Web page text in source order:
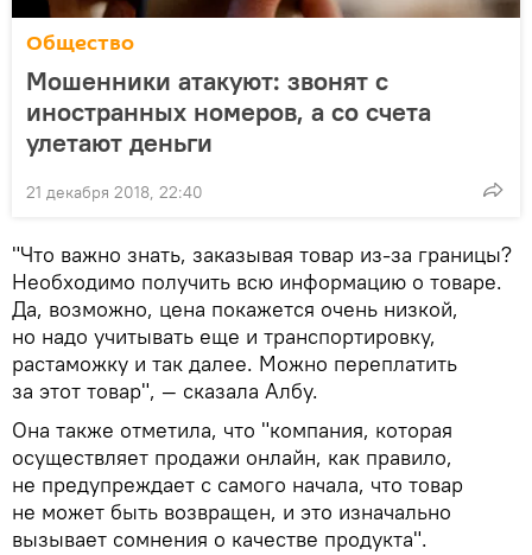
Общество
Мошенники атакуют: звонят с
иностранных номеров, а со счета
улетают деньги
21 декабря 2018, 22:40
"Что важно знать, заказывая товар из-за границы?
Необходимо получить всю информацию о товаре.
Да, возможно, цена покажется очень низкой,
но надо учитывать еще и транспортировку,
растаможку и так далее. Можно переплатить
за этот товар", — сказала Албу.
Она также отметила, что "компания, которая
осуществляет продажи онлайн, как правило,
не предупреждает с самого начала, что товар
не может быть возвращен, и это изначально
вызывает сомнения о качестве продукта".